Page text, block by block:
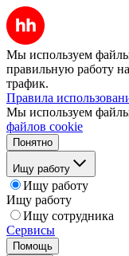
Мы используем
правильную работу
трафик.
Правила
Мы используем
файлов cookie
Понятно
Ищу работу
Ищу работу
Ищу работу
Ищу сотрудника
Сервисы
Помощь